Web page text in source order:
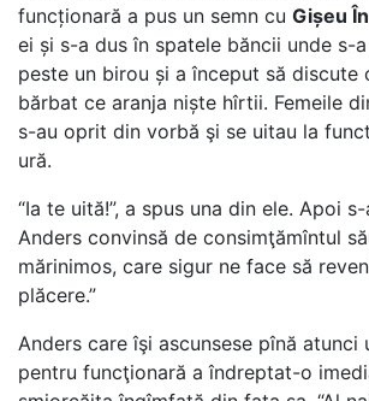
funcționară a pus un semn cu Gișeu
ei și s-a dus în spatele băncii unde s-
peste un birou și a început să discute
bărbat ce aranja niște hîrtii. Femeile
s-au oprit din vorbă şi se uitau la
ură.
“Ia te uită!”, a spus una din ele. Apoi
Anders convinsă de consimţămîntul
mărinimos, care sigur ne face să
plăcere.”
Anders care îşi ascunsese pînă atunci
pentru funcţionară a îndreptat-o